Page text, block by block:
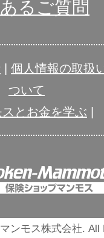
るご質問
個人情報の取扱
ついて
とお金を学ぶ
ンモス株式会社. All